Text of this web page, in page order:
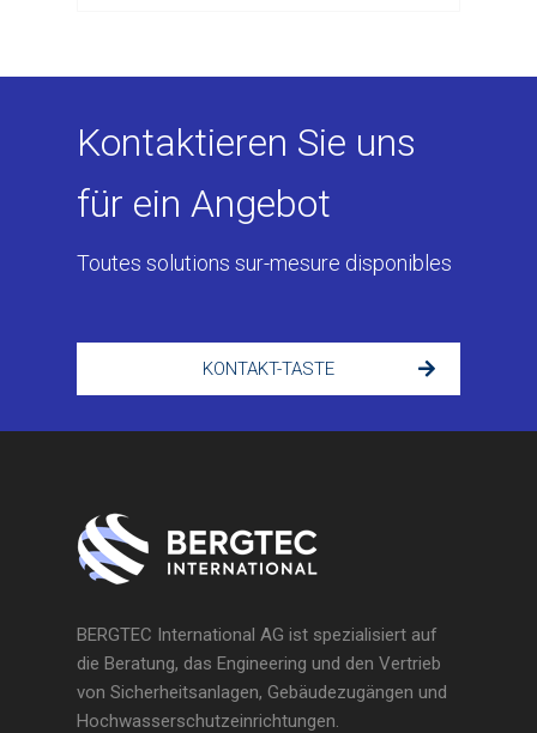
Kontaktieren Sie uns
für ein Angebot
Toutes solutions sur-mesure disponibles
KONTAKT-TASTE
BERGTEC International AG ist spezialisiert auf
die Beratung, das Engineering und den Vertrieb
von Sicherheitsanlagen, Gebäudezugängen und
Hochwasserschutzeinrichtungen.